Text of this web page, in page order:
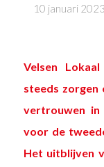
10 januari 2023
Velsen
steeds
vertrouwen
voor de
Het uitblijven